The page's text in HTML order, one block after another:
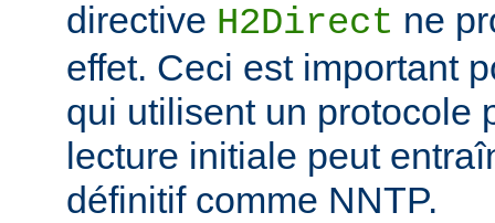
directive H2Direct ne
effet. Ceci est important
qui utilisent un protocole
lecture initiale peut
définitif comme NNTP.